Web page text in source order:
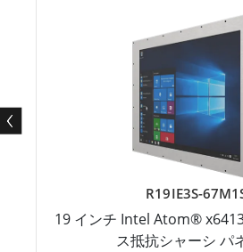
R19IE3S-
19 インチ Intel Atom®
ス抵抗シャーシ パ